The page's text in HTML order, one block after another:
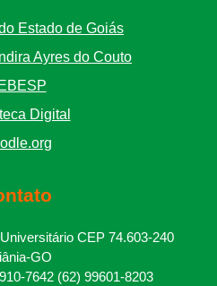
Estado de Goiás
Ayres do Couto
Digital
CEP 74.603-240
GO
7642 (62) 99601-8203